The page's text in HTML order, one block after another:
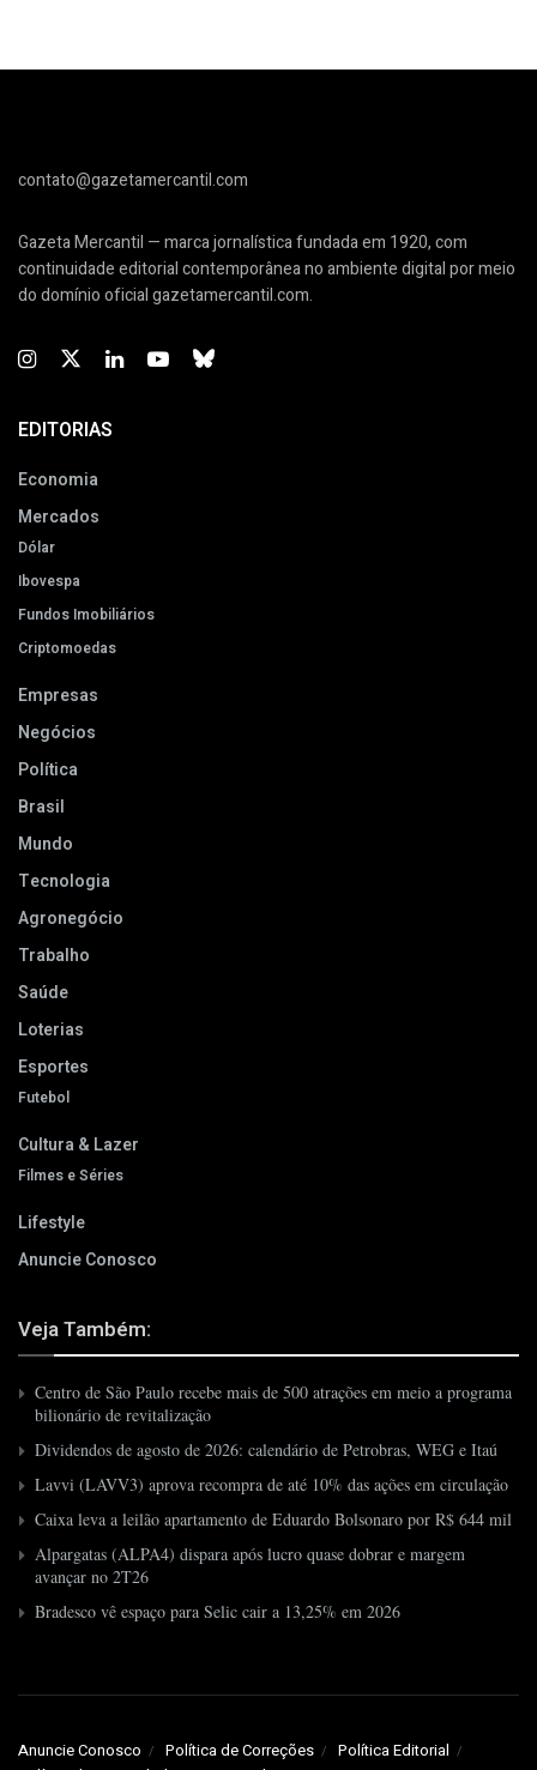
contato@gazetamercantil.com
Gazeta Mercantil — marca jornalística fundada em 1920, com
continuidade editorial contemporânea no ambiente digital por meio
do domínio oficial gazetamercantil.com.
EDITORIAS
Economia
Mercados
Dólar
Ibovespa
Fundos Imobiliários
Criptomoedas
Empresas
Negócios
Política
Brasil
Mundo
Tecnologia
Agronegócio
Trabalho
Saúde
Loterias
Esportes
Futebol
Cultura & Lazer
Filmes e Séries
Lifestyle
Anuncie Conosco
Veja Também:
Centro de São Paulo recebe mais de 500 atrações em meio a programa
bilionário de revitalização
Dividendos de agosto de 2026: calendário de Petrobras, WEG e Itaú
Lavvi (LAVV3) aprova recompra de até 10% das ações em circulação
Caixa leva a leilão apartamento de Eduardo Bolsonaro por R$ 644 mil
Alpargatas (ALPA4) dispara após lucro quase dobrar e margem
avançar no 2T26
Bradesco vê espaço para Selic cair a 13,25% em 2026
Anuncie Conosco Política de Correções
Política Editorial